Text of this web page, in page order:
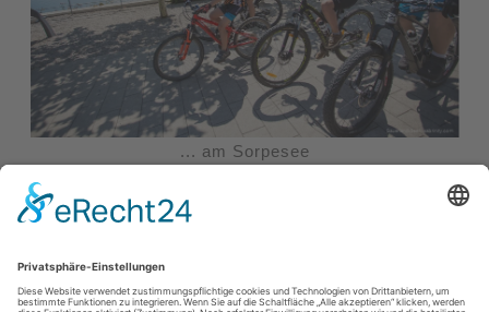
... am Sorpesee
Impressum|Datenschutzerklärung|Barrierefreiheitserklärung|